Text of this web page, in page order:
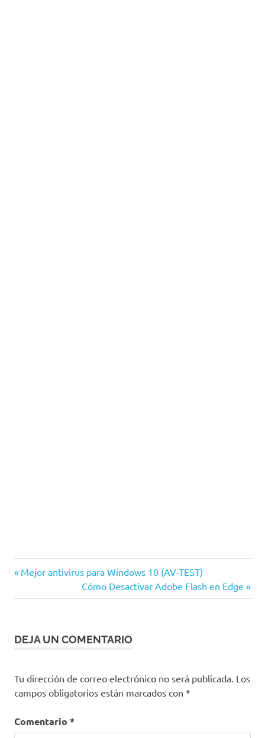
Navegación
de
Entrada
Mejor antivirus para Windows 10 (AV-TEST)
Siguiente
entrada:
Cómo Desactivar Adobe Flash en Edge
DEJA UN COMENTARIO
Tu dirección de correo electrónico no será publicada. Los
campos obligatorios están marcados con *
Comentario *